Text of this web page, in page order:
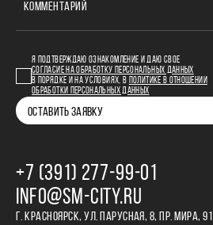
КОММЕНТАРИЙ
Я ПОДТВЕРЖДАЮ ОЗНАКОМЛЕНИЕ И ДАЮ СВОЕ
СОГЛАСИЕ НА ОБРАБОТКУ ПЕРСОНАЛЬНЫХ ДАННЫХ
В ПОРЯДКЕ И НА УСЛОВИЯХ, В
ПОЛИТИКЕ В ОТНОШЕНИИ
ОБРАБОТКИ ПЕРСОНАЛЬНЫХ ДАННЫХ
ОСТАВИТЬ ЗАЯВКУ
+7 (391) 277‒99‒01
INFO@SM-CITY.RU
Г. КРАСНОЯРСК, УЛ. ПАРУСНАЯ, 8, ПР. МИРА, 91